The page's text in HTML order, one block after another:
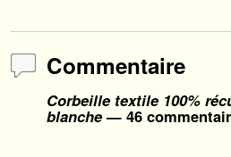
Commentaire
Corbeille textile 100%
blanche— 46